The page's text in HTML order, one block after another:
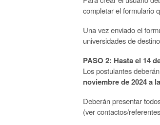
completar el formulario
Una vez enviado el
universidades de
PASO 2: Hasta el 14
Lospostulantesdeberán
noviembre de 2024 a
Deberán presentar
(ver contactos/referentes